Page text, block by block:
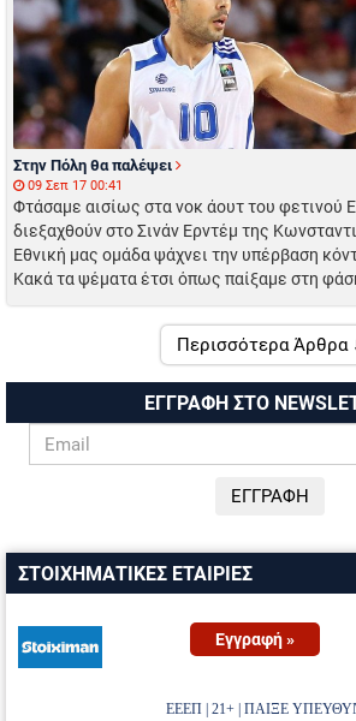
Στην Πόλη θα παλέψει
09 Σεπ 17 00:41
Φτάσαμε αισίως στα νοκ άουτ του φετινού
διεξαχθούν στο Σινάν Ερντέμ της
Εθνική μας ομάδα ψάχνει την υπέρβαση
Κακά τα ψέματα έτσι όπως παίξαμε στη
Περισσότερα Άρθρα
ΕΓΓΡΑΦΗ ΣΤΟ
ΣΤΟΙΧΗΜΑΤΙΚΕΣ ΕΤΑΙΡΙΕΣ
Εγγραφή »
ΕΕΕΠ | 21+ | ΠΑΙΞΕ